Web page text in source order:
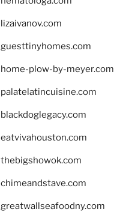
lizaivanov.com
guesttinyhomes.com
home-plow-by-meyer.com
palatelatincuisine.com
blackdoglegacy.com
eatvivahouston.com
thebigshowok.com
chimeandstave.com
greatwallseafoodny.com